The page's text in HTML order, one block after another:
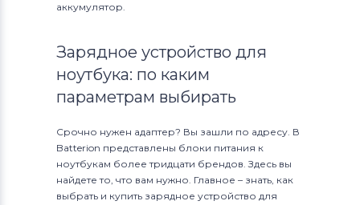
аккумулятор.
Зарядное устройство для
ноутбука: по каким
параметрам выбирать
Срочно нужен адаптер? Вы зашли по адресу. В
Batterion представлены блоки питания к
ноутбукам более тридцати брендов. Здесь вы
найдете то, что вам нужно. Главное – знать, как
выбрать и купить зарядное устройство для